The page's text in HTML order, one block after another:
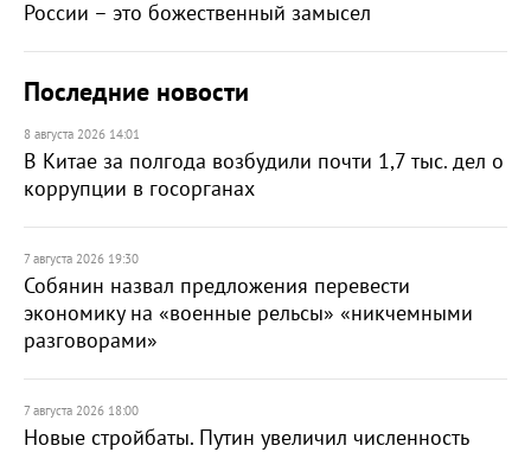
России – это божественный замысел
Последние новости
8 августа 2026 14:01
В Китае за полгода возбудили почти 1,7 тыс. дел о
коррупции в госорганах
7 августа 2026 19:30
Собянин назвал предложения перевести
экономику на «военные рельсы» «никчемными
разговорами»
7 августа 2026 18:00
Новые стройбаты. Путин увеличил численность